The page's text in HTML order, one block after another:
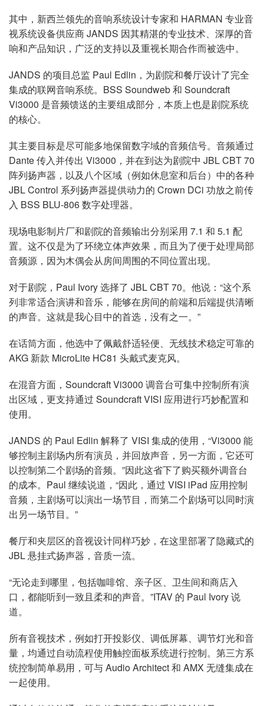
其中，新西兰领先的音响系统设计专家和 HARMAN 专业音
视系统设备供应商 JANDS 因其精湛的专业技术、深厚的音
响和产品知识，广泛的支持以及重视长期合作而被选中。
JANDS 的项目总监 Paul Edlin，为剧院和餐厅设计了完全
集成的联网音响系统。BSS Soundweb 和 Soundcraft
Vi3000 是音频馈送的主要组成部分，本质上也是剧院系统
的核心。
其主要目标是尽可能多地保留数字域的音频信号。音频通过
Dante 传入并传出 Vi3000，并在到达为剧院中 JBL CBT 70
阵列扬声器，以及八个区域（例如休息室和后台）中的各种
JBL Control 系列扬声器提供动力的 Crown DCi 功放之前传
入 BSS BLU-806 数字处理器。
现场电影制片厂和剧院的音频输出分别采用 7.1 和 5.1 配
置。这不仅是为了环绕立体声效果，而且为了便于处理局部
音频源，因为木偶会从房间周围的不同位置出现。
对于剧院，Paul Ivory 选择了 JBL CBT 70。他说：“这个系
列非常适合演讲和音乐，能够在房间的前端和后端提供清晰
的声音。这就是我心目中的首选，没有之一。”
在话筒方面，他选中了佩戴舒适轻便、无线技术稳定可靠的
AKG 新款 MicroLite HC81 头戴式麦克风。
在混音方面，Soundcraft Vi3000 调音台可集中控制所有演
出区域，更支持通过 Soundcraft VISI 应用进行巧妙配置和
使用。
JANDS 的 Paul Edlin 解释了 VISI 集成的使用，“Vi3000 能
够控制主剧场内所有演员，并回放声音，另一方面，它还可
以控制第二个剧场的音频。”因此这省下了购买额外调音台
的成本。Paul 继续说道，“因此，通过 VISI iPad 应用控制
音频，主剧场可以演出一场节目，而第二个剧场可以同时演
出另一场节目。”
餐厅和夹层区的音视设计同样巧妙，在这里部署了隐藏式的
JBL 悬挂式扬声器，音质一流。
“无论走到哪里，包括咖啡馆、亲子区、卫生间和商店入
口，都能听到一致且柔和的声音。”ITAV 的 Paul Ivory 说
道。
所有音视技术，例如打开投影仪、调低屏幕、调节灯光和音
量，均通过自动流程使用触控面板系统进行控制。第三方系
统控制简单易用，可与 Audio Architect 和 AMX 无缝集成在
一起使用。